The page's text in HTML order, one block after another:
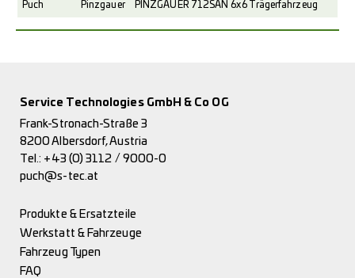
Puch Pinzgauer PINZGAUER 712SAN 6x6 Trägerfahrzeug
Service Technologies GmbH & Co OG
Frank-Stronach-Straße 3
8200 Albersdorf, Austria
Tel.: +43 (0) 3112 / 9000-0
puch@s-tec.at
Produkte & Ersatzteile
Werkstatt & Fahrzeuge
Fahrzeug Typen
FAQ